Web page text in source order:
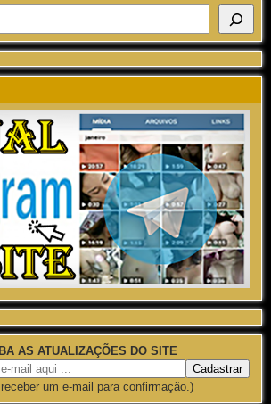
AS ATUALIZAÇÕES DO SITE
um e-mail para confirmação.)